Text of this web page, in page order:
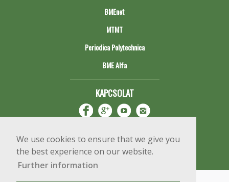
We use cookies to ensure that we give you
the best experience on our website.
Further information
BMEnet
MTMT
Periodica Polytechnica
BME Alfa
KAPCSOLAT